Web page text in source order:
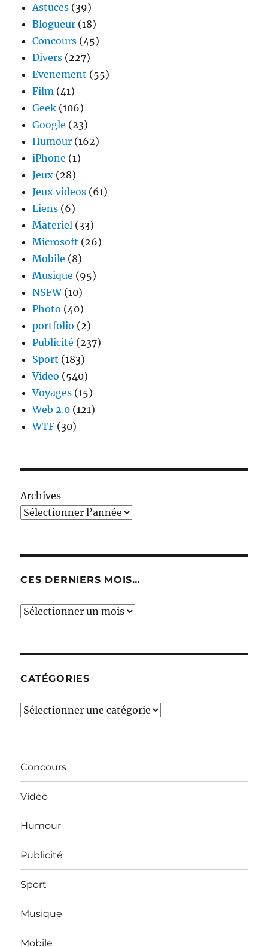
Astuces (39)
Blogueur (18)
Concours (45)
Divers (227)
Evenement (55)
Film (41)
Geek (106)
Google (23)
Humour (162)
iPhone (1)
Jeux (28)
Jeux videos (61)
Liens (6)
Materiel (33)
Microsoft (26)
Mobile (8)
Musique (95)
NSFW(10)
Photo (40)
portfolio (2)
Publicité (237)
Sport (183)
Video (540)
Voyages (15)
Web 2.0 (121)
WTF (30)
Archives
CES DERNIERS MOIS…
Ces
CATÉGORIES
Catégories
Concours
Video
Humour
Publicité
Sport
Musique
Mobile